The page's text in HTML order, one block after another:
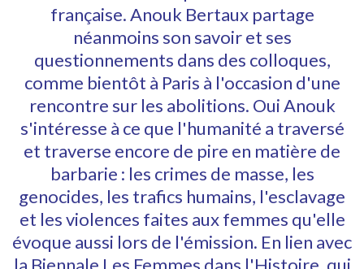
française. Anouk Bertaux partage
néanmoins son savoir et ses
questionnements dans des colloques,
comme bientôt à Paris à l'occasion d'une
rencontre sur les abolitions. Oui Anouk
s'intéresse à ce que l'humanité a traversé
et traverse encore de pire en matière de
barbarie : les crimes de masse, les
genocides, les trafics humains, l'esclavage
et les violences faites aux femmes qu'elle
évoque aussi lors de l'émission. En lien avec